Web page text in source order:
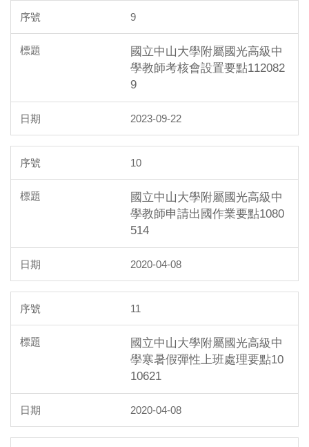
9
國立中山大學附屬國光高級中
學教師考核會設置要點112082
9
2023-09-22
10
國立中山大學附屬國光高級中
學教師申請出國作業要點1080
514
2020-04-08
11
國立中山大學附屬國光高級中
學寒暑假彈性上班處理要點10
10621
2020-04-08